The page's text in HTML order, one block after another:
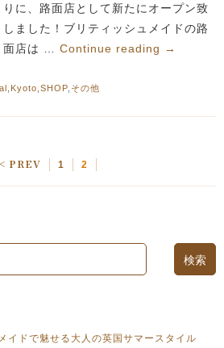
りに、路面店として新たにオープン致
しました！ブリティッシュメイドの路
面店は … Continue reading →
Kyoto SHOP その他
< PREV 1 2
イドで魅せる大人の英国サマースタイル